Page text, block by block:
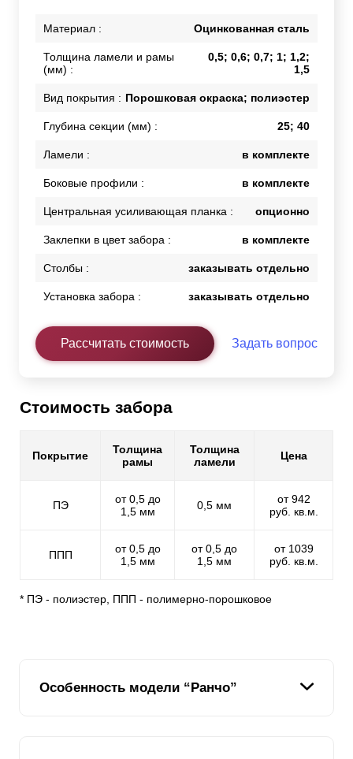
Материал : Оцинкованная сталь
Толщина ламели и рамы
(мм) :
0,5; 0,6; 0,7; 1; 1,2;
1,5
Вид покрытия : Порошковая окраска; полиэстер
Глубина секции (мм) : 25; 40
Ламели : в комплекте
Боковые профили : в комплекте
Центральная усиливающая планка : опционно
Заклепки в цвет забора : в комплекте
Столбы : заказывать отдельно
Установка забора : заказывать отдельно
Рассчитать стоимость Задать вопрос
Стоимость забора
Покрытие
Толщина
рамы
Толщина
ламели
Цена
ПЭ
от 0,5 до
1,5 мм
0,5 мм
от 942
руб. кв.м.
ППП
от 0,5 до
1,5 мм
от 0,5 до
1,5 мм
от 1039
руб. кв.м.
* ПЭ - полиэстер, ППП - полимерно-порошковое
Особенность модели “Ранчо”